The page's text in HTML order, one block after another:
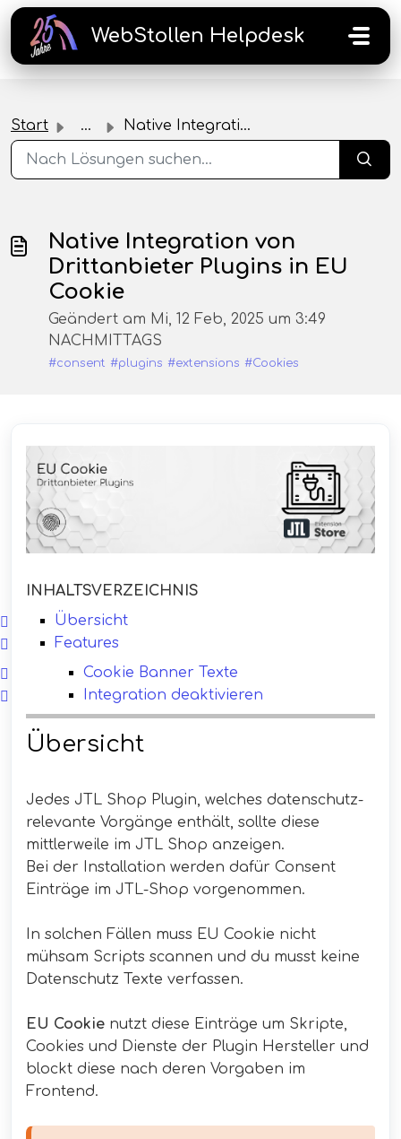
Zum hauptsächlichen Inhalt gehen
WebStollen Helpdesk
Start ... Native Integration von Drittanbieter Plugins in EU Cookie
Native Integration von
Drittanbieter Plugins in EU
Cookie
Geändert am Mi, 12 Feb, 2025 um 3:49
NACHMITTAGS
#consent #plugins #extensions #Cookies
INHALTSVERZEICHNIS
Übersicht
Features
Cookie Banner Texte
Integration deaktivieren
Übersicht
Jedes JTL Shop Plugin, welches datenschutz-
relevante Vorgänge enthält, sollte diese
mittlerweile im JTL Shop anzeigen.
Bei der Installation werden dafür Consent
Einträge im JTL-Shop vorgenommen.
In solchen Fällen muss EU Cookie nicht
mühsam Scripts scannen und du musst keine
Datenschutz Texte verfassen.
EU Cookie nutzt diese Einträge um Skripte,
Cookies und Dienste der Plugin Hersteller und
blockt diese nach deren Vorgaben im
Frontend.